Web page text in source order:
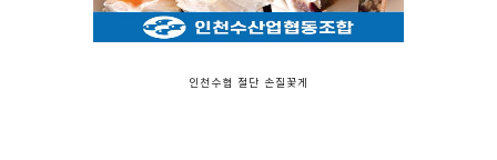
인천수협 절단 손질꽃게